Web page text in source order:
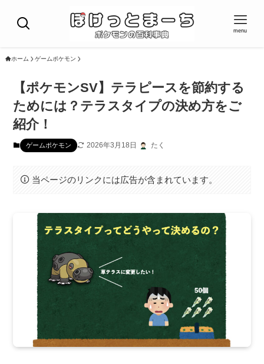
menu
ホーム ゲームポケモン
【ポケモンSV】テラピースを節約する
ためには？テラスタイプの決め方をご
紹介！
ゲームポケモン 2026年3月18日 たく
当ページのリンクには広告が含まれています。